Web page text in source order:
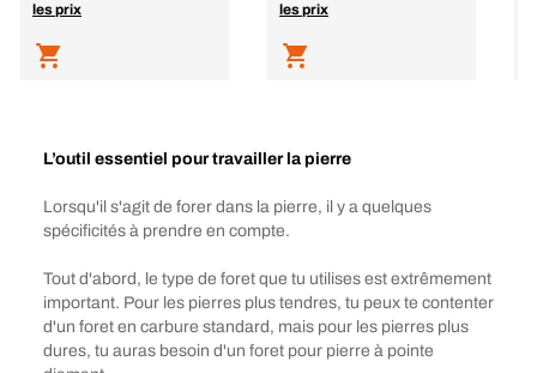
les prix
les prix
L’outil essentiel pour travailler la pierre
Lorsqu'il s'agit de forer dans la pierre, il y a quelques
spécificités à prendre en compte.
Tout d'abord, le type de foret que tu utilises est extrêmement
important. Pour les pierres plus tendres, tu peux te contenter
d'un foret en carbure standard, mais pour les pierres plus
dures, tu auras besoin d'un foret pour pierre à pointe